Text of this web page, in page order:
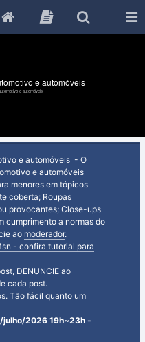
e automóveis
e automóveis
e automóveis - O
e automóveis
menores em tópicos
coberta; Roupas
provocantes; Close-ups
cumprimento a normas do
ao moderador.
- confira tutorial para
DENUNCIE ao
cada post.
Tão fácil quanto um
julho/2026 19h~23h -